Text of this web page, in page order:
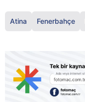
Atina Fenerbahçe